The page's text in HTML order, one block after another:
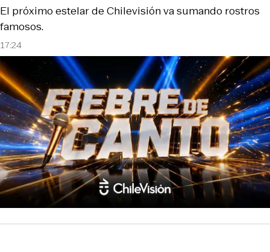
17:24
El próximo estelar de Chilevisión va sumando rostros
famosos.